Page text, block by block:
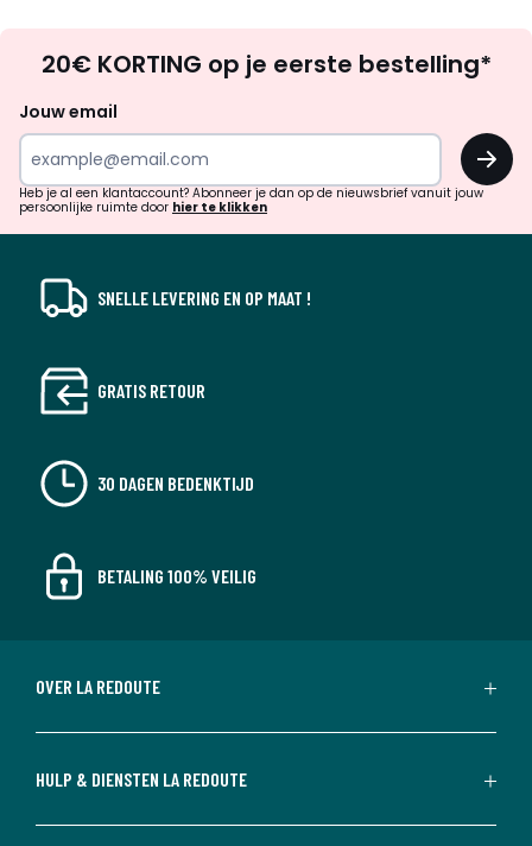
zoek
inspiratie
verrassingen?
20€ KORTING op je eerste bestelling*
Jouw email
OK
Heb je al een klantaccount? Abonneer je dan op de nieuwsbrief vanuit jouw
persoonlijke ruimte door hier te klikken
SNELLE LEVERING EN OP MAAT !
GRATIS RETOUR
30 DAGEN BEDENKTIJD
BETALING 100% VEILIG
OVER LA REDOUTE
HULP & DIENSTEN LA REDOUTE